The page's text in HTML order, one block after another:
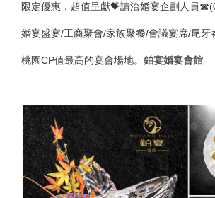
限定優惠，超值呈獻💝請洽婚宴企劃人員
婚宴盛宴/工商聚會/家族聚餐/會議宴席/尾牙
桃園CP值最高的宴會場地。 鉑宴婚宴會館